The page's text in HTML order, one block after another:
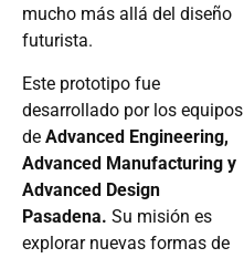
mucho más allá del diseño
futurista.
Este prototipo fue
desarrollado por los equipos
de Advanced Engineering,
Advanced Manufacturing y
Advanced Design
Pasadena. Su misión es
explorar nuevas formas de